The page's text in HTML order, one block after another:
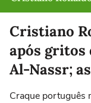
Cristiano
após gritos
Al-Nassr;
Craque português